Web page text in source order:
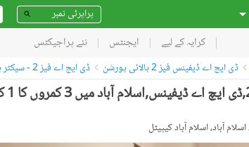
کرایہ کے لیے ایجنٹس نئے پراجیکٹس
ڈی ایچ اے ڈیفینس فیز 2 بالائی پورشن ڈی ایچ اے فیز 2 - سیکٹر بی بالائی پورشن